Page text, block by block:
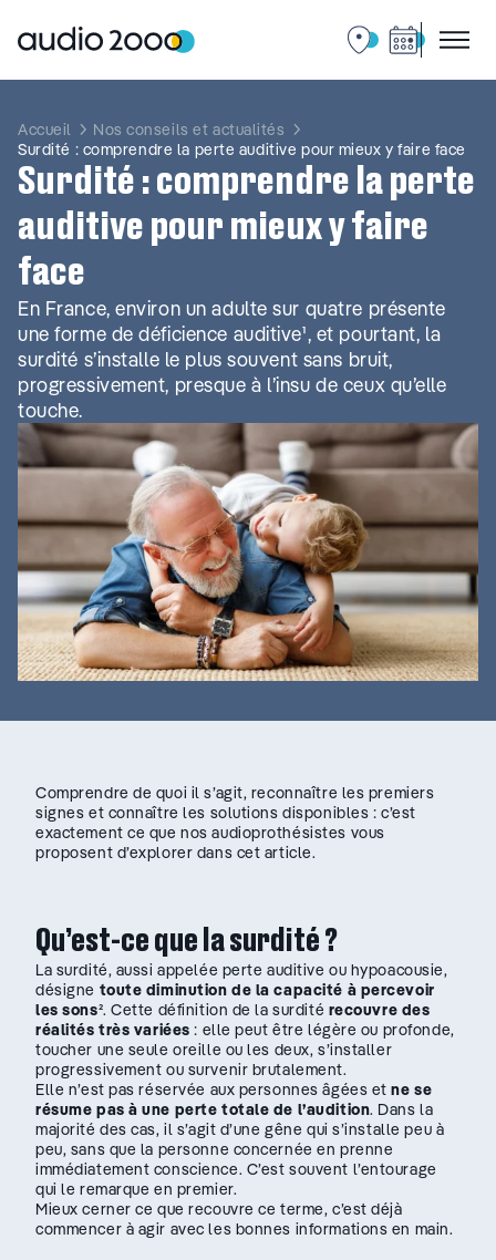
contenu
Accueil
Nos conseils et actualités
Surdité : comprendre la perte auditive pour mieux y faire face
Surdité : comprendre la perte
auditive pour mieux y faire
face
En France, environ un adulte sur quatre présente
une forme de déficience auditive¹, et pourtant, la
surdité s’installe le plus souvent sans bruit,
progressivement, presque à l’insu de ceux qu’elle
touche.
Comprendre de quoi il s’agit, reconnaître les premiers
signes et connaître les solutions disponibles : c’est
exactement ce que nos audioprothésistes vous
proposent d’explorer dans cet article.
Qu’est-ce que la surdité ?
La surdité, aussi appelée perte auditive ou hypoacousie,
désigne toute diminution de la capacité à percevoir
les sons². Cette définition de la surdité recouvre des
réalités très variées: elle peut être légère ou profonde,
toucher une seule oreille ou les deux, s’installer
progressivement ou survenir brutalement.
Elle n’est pas réservée aux personnes âgées etne se
résume pas à une perte totale de l’audition. Dans la
majorité des cas, il s’agit d’une gêne qui s’installe peu à
peu, sans que la personne concernée en prenne
immédiatement conscience. C’est souvent l’entourage
qui le remarque en premier.
Mieux cerner ce que recouvre ce terme, c’est déjà
commencer à agir avec les bonnes informations en main.